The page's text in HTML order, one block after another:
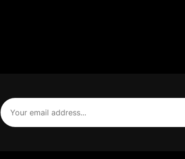
Your
email
address
(Required)